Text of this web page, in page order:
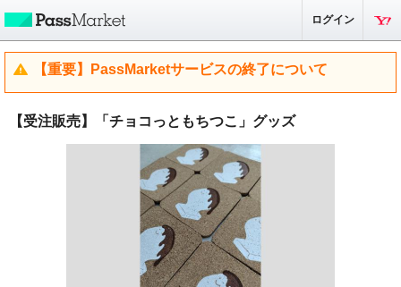
ログイン
【重要】PassMarketサービスの終了について
【受注販売】「チョコっともちつこ」グッズ